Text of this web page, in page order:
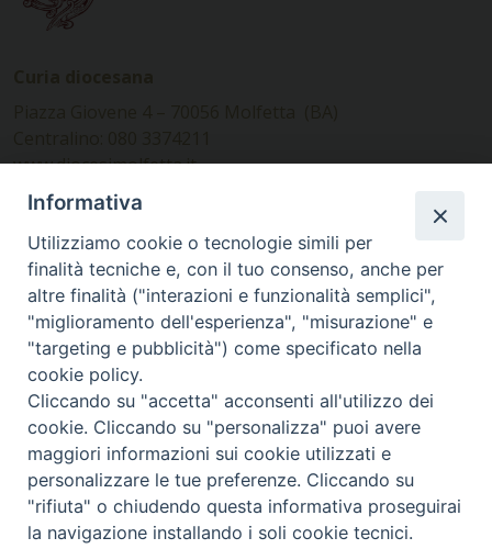
www.diocesimolfetta.it –
diocesimolfetta@pec.chiesacattolica.it
Ufficio Comunicazioni sociali
Piazza Giovene 4 – 70056 Molfetta (BA)
comunicazionisociali@diocesimolfetta.it
SEGUICI SU
Facebook
Instagram
X YouTube
Feed
Privacy Policy - trasparenza
Informativa
Utilizziamo cookie o tecnologie simili per
finalità tecniche e, con il tuo consenso, anche per
altre finalità ("interazioni e funzionalità semplici",
"miglioramento dell'esperienza", "misurazione" e
"targeting e pubblicità") come specificato nella
cookie policy.
Cliccando su "accetta" acconsenti all'utilizzo dei
cookie. Cliccando su "personalizza" puoi avere
maggiori informazioni sui cookie utilizzati e
personalizzare le tue preferenze. Cliccando su
"rifiuta" o chiudendo questa informativa proseguirai
la navigazione installando i soli cookie tecnici.